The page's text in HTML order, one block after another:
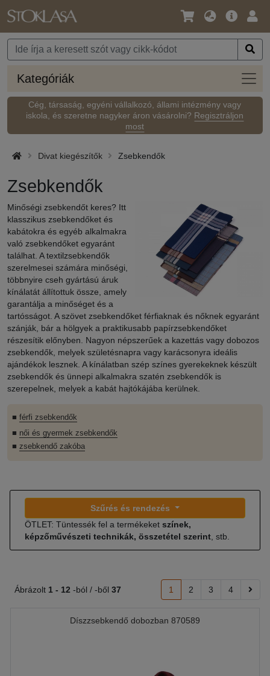
Nyelv
Pénznem
Fő
Kategóriák
Cég, társaság, egyéni vállalkozó, állami intézmény vagy
iskola, és szeretne nagyker áron vásárolni? Regisztráljon
most
Divat kiegészítők Zsebkendők
Zsebkendők
Minőségi zsebkendőt keres? Itt
klasszikus zsebkendőket és
kabátokra és egyéb alkalmakra
való zsebkendőket egyaránt
találhat. A textilzsebkendők
szerelmesei számára minőségi,
többnyire cseh gyártású áruk
kínálatát állítottuk össze, amely
garantálja a minőséget és a
tartósságot. A szövet zsebkendőket férfiaknak és nőknek egyaránt
szánják, bár a hölgyek a praktikusabb papírzsebkendőket
részesítik előnyben. Nagyon népszerűek a kazettás vagy dobozos
zsebkendők, melyek születésnapra vagy karácsonyra ideális
ajándékok lesznek. A kínálatban szép színes gyerekeknek készült
zsebkendők és ünnepi alkalmakra szatén zsebkendők is
szerepelnek, melyek a kabát hajtókájába kerülnek.
■ férfi zsebkendők
■ női és gyermek zsebkendők
■ zsebkendő zakóba
Szűrés és rendezés
ÖTLET: Tüntessék fel a termékeket színek,
képzőművészeti technikák, összetétel szerint , stb.
Ábrázolt 1 - 12 -ból / -ből 37 1 2 3 4
Díszzsebkendő dobozban 870589